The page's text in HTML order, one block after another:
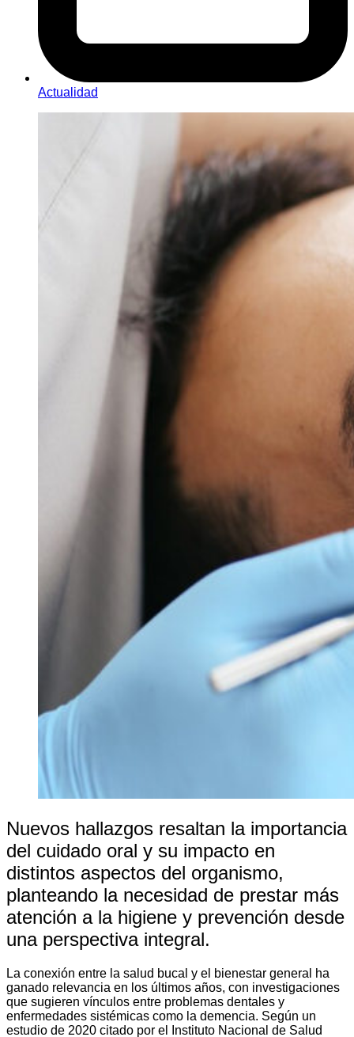
Actualidad
Nuevos hallazgos resaltan la importancia
del cuidado oral y su impacto en
distintos aspectos del organismo,
planteando la necesidad de prestar más
atención a la higiene y prevención desde
una perspectiva integral.
La conexión entre la salud bucal y el bienestar general ha
ganado relevancia en los últimos años, con investigaciones
que sugieren vínculos entre problemas dentales y
enfermedades sistémicas como la demencia. Según un
estudio de 2020 citado por el Instituto Nacional de Salud